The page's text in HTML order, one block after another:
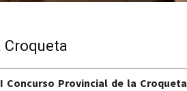
Croqueta
Concurso Provincial de la Croqueta